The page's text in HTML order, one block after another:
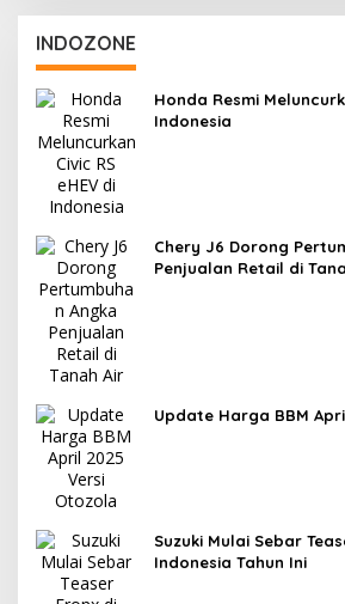
INDOZONE
Honda Resmi
Indonesia
Chery J6 Dorong
Penjualan Retail di
Update Harga BBM
Suzuki Mulai Sebar
Indonesia Tahun Ini